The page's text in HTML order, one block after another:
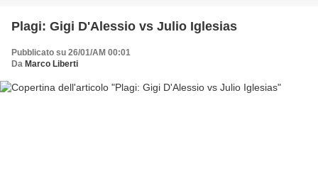
Plagi: Gigi D'Alessio vs Julio Iglesias
Pubblicato su 26/01/AM 00:01
Da Marco Liberti